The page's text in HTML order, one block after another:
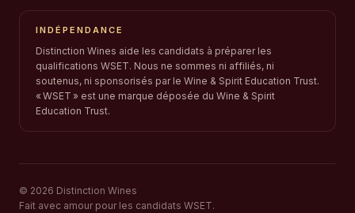
INDÉPENDANCE
Distinction Wines aide les candidats à préparer les
qualifications WSET. Nous ne sommes ni affiliés, ni
soutenus, ni sponsorisés par le Wine & Spirit Education Trust.
« WSET » est une marque déposée du Wine & Spirit
Education Trust.
© 2026 Distinction Wines
Fait avec amour pour les candidats WSET.